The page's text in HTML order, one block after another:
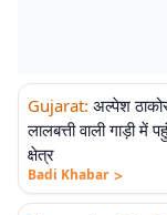
Gujarat: अल्पेश
लालबत्ती वाली गाड़ी
क्षेत्र
Badi Khabar >